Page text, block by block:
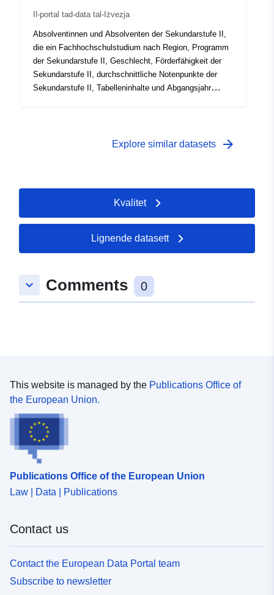
Il-portal tad-data tal-Iżvezja
Absolventinnen und Absolventen der Sekundarstufe II,
die ein Fachhochschulstudium nach Region, Programm
der Sekundarstufe II, Geschlecht, Förderfähigkeit der
Sekundarstufe II, durchschnittliche Notenpunkte der
Sekundarstufe II, Tabelleninhalte und Abgangsjahr
Explore similar datasets arrow_forward
Kvalitet
Lignende datasett
keyboard_arrow_down Comments 0
This website is managed by the Publications Office of
the European Union.
Publications Office of the European Union
Law | Data | Publications
Contact us
Contact the European Data Portal team
Subscribe to newsletter